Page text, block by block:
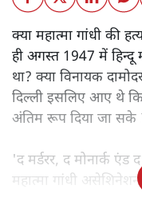
क्या महात्मा गांधी की
ही अगस्त 1947 में हिन्दू
था? क्या विनायक
दिल्ली इसलिए आए थे कि
अंतिम रूप दिया जा सके
'द मर्डरर, द मोनार्क
महात्मा गांधी